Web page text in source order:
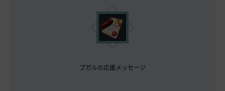
プガルの応援メッセージ